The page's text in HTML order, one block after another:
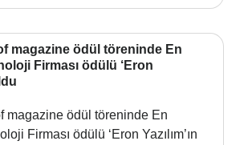
magazine ödül töreninde En
Firması ödülü ‘Eron
magazine ödül töreninde En
Firması ödülü ‘Eron Yazılım’ın